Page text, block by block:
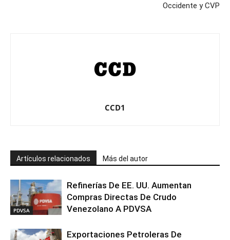
Occidente y CVP
CCD1
Artículos relacionados Más del autor
PDVSA
Refinerías De EE. UU. Aumentan
Compras Directas De Crudo
Venezolano A PDVSA
Exportaciones Petroleras De